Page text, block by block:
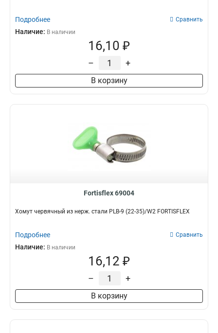
Подробнее Сравнить
Наличие: В наличии
16,10 ₽
– +
В корзину
Fortisflex 69004
Хомут червячный из нерж. стали PLB-9 (22-35)/W2 FORTISFLEX
Подробнее Сравнить
Наличие: В наличии
16,12 ₽
– +
В корзину